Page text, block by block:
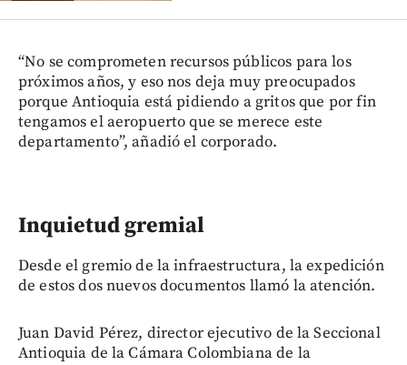
“No se comprometen recursos públicos para los
próximos años, y eso nos deja muy preocupados
porque Antioquia está pidiendo a gritos que por fin
tengamos el aeropuerto que se merece este
departamento”, añadió el corporado.
Inquietud gremial
Desde el gremio de la infraestructura, la expedición
de estos dos nuevos documentos llamó la atención.
Juan David Pérez, director ejecutivo de la Seccional
Antioquia de la Cámara Colombiana de la